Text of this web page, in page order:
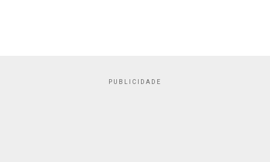
PUBLICIDADE